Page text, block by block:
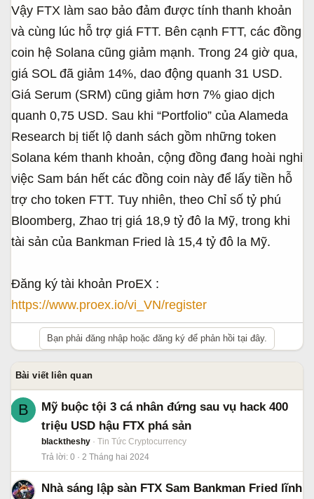
Vậy FTX làm sao bảo đảm được tính thanh khoản
và cùng lúc hỗ trợ giá FTT. Bên cạnh FTT, các đồng
coin hệ Solana cũng giảm mạnh. Trong 24 giờ qua,
giá SOL đã giảm 14%, dao động quanh 31 USD.
Giá Serum (SRM) cũng giảm hơn 7% giao dịch
quanh 0,75 USD. Sau khi “Portfolio” của Alameda
Research bị tiết lộ danh sách gồm những token
Solana kém thanh khoản, cộng đồng đang hoài nghi
việc Sam bán hết các đồng coin này để lấy tiền hỗ
trợ cho token FTT. Tuy nhiên, theo Chỉ số tỷ phú
Bloomberg, Zhao trị giá 18,9 tỷ đô la Mỹ, trong khi
tài sản của Bankman Fried là 15,4 tỷ đô la Mỹ.
Đăng ký tài khoản ProEX :
https://www.proex.io/vi_VN/register
Bạn phải đăng nhập hoặc đăng ký để phản hồi tại đây.
Bài viết liên quan
B
Mỹ buộc tội 3 cá nhân đứng sau vụ hack 400
triệu USD hậu FTX phá sản
blacktheshy
Tin Tức Cryptocurrency
Trả lời 0 2 Tháng hai 2024
Nhà sáng lập sàn FTX Sam Bankman Fried lĩnh